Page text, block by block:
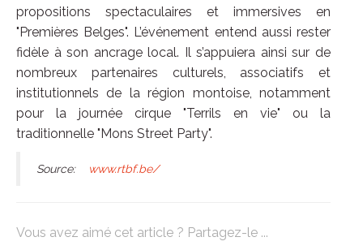
propositions spectaculaires et immersives en
"Premières Belges". L’événement entend aussi rester
fidèle à son ancrage local. Il s’appuiera ainsi sur de
nombreux partenaires culturels, associatifs et
institutionnels de la région montoise, notamment
pour la journée cirque "Terrils en vie" ou la
traditionnelle "Mons Street Party".
Source: www.rtbf.be/
Vous avez aimé cet article ? Partagez-le ...